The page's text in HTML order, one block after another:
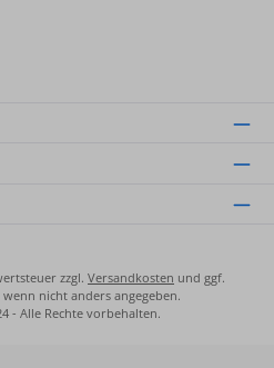
zzgl. Versandkosten und ggf.
nicht anders angegeben.
- Alle Rechte vorbehalten.